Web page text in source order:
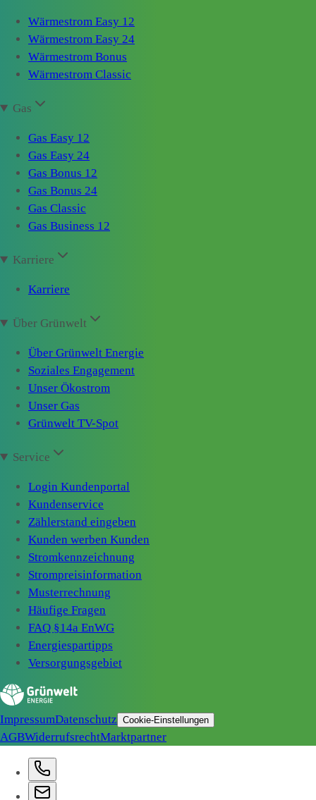
Wärmestrom Easy 12
Wärmestrom Easy 24
Wärmestrom Bonus
Wärmestrom Classic
Gas
Gas Easy 12
Gas Easy 24
Gas Bonus 12
Gas Bonus 24
Gas Classic
Gas Business 12
Karriere
Karriere
Über Grünwelt
Über Grünwelt Energie
Soziales Engagement
Unser Ökostrom
Unser Gas
Grünwelt TV-Spot
Service
Login Kundenportal
Kundenservice
Zählerstand eingeben
Kunden werben Kunden
Stromkennzeichnung
Strompreisinformation
Musterrechnung
Häufige Fragen
FAQ §14a EnWG
Energiespartipps
Versorgungsgebiet
ImpressumDatenschutz Cookie-Einstellungen
AGBWiderrufsrechtMarktpartner